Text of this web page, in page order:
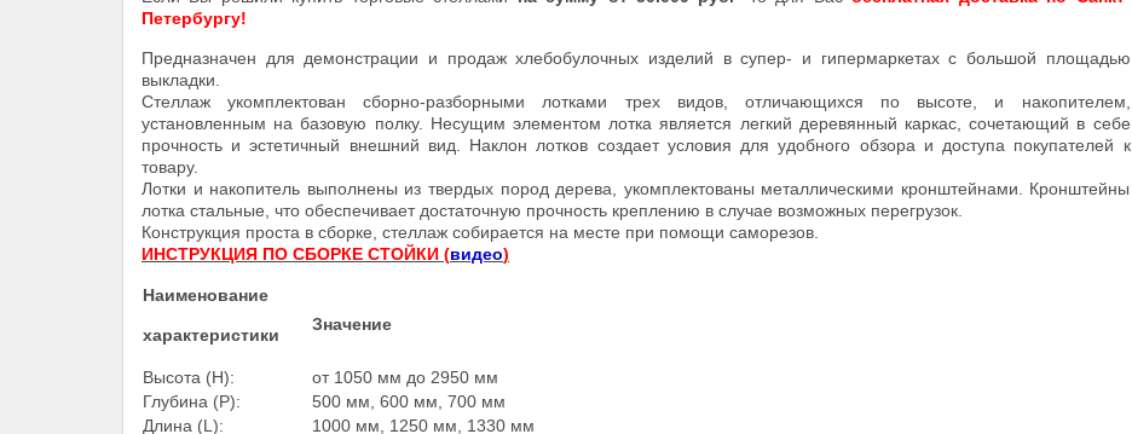
Петербургу!
Предназначен для демонстрации и продаж хлебобулочных изделий в супер- и гипермаркетах с большой площадью
выкладки.
Стеллаж укомплектован сборно-разборными лотками трех видов, отличающихся по высоте, и накопителем,
установленным на базовую полку. Несущим элементом лотка является легкий деревянный каркас, сочетающий в себе
прочность и эстетичный внешний вид. Наклон лотков создает условия для удобного обзора и доступа покупателей к
товару.
Лотки и накопитель выполнены из твердых пород дерева, укомплектованы металлическими кронштейнами. Кронштейны
лотка стальные, что обеспечивает достаточную прочность креплению в случае возможных перегрузок.
Конструкция проста в сборке, стеллаж собирается на месте при помощи саморезов.
ИНСТРУКЦИЯ ПО СБОРКЕ СТОЙКИ (видео)
Наименование
характеристики
Значение
Высота (Н):
от 1050 мм до 2950 мм
Глубина (Р):
500 мм, 600 мм, 700 мм
Длина (L):
1000 мм, 1250 мм, 1330 мм